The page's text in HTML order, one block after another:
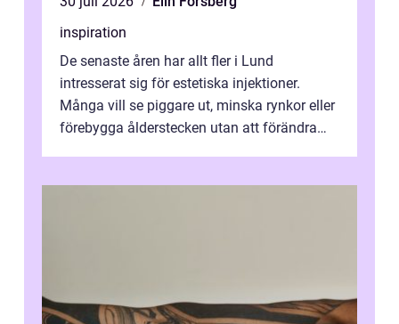
inspiration
De senaste åren har allt fler i Lund
intresserat sig för estetiska injektioner.
Många vill se piggare ut, minska rynkor eller
förebygga ålderstecken utan att förändra